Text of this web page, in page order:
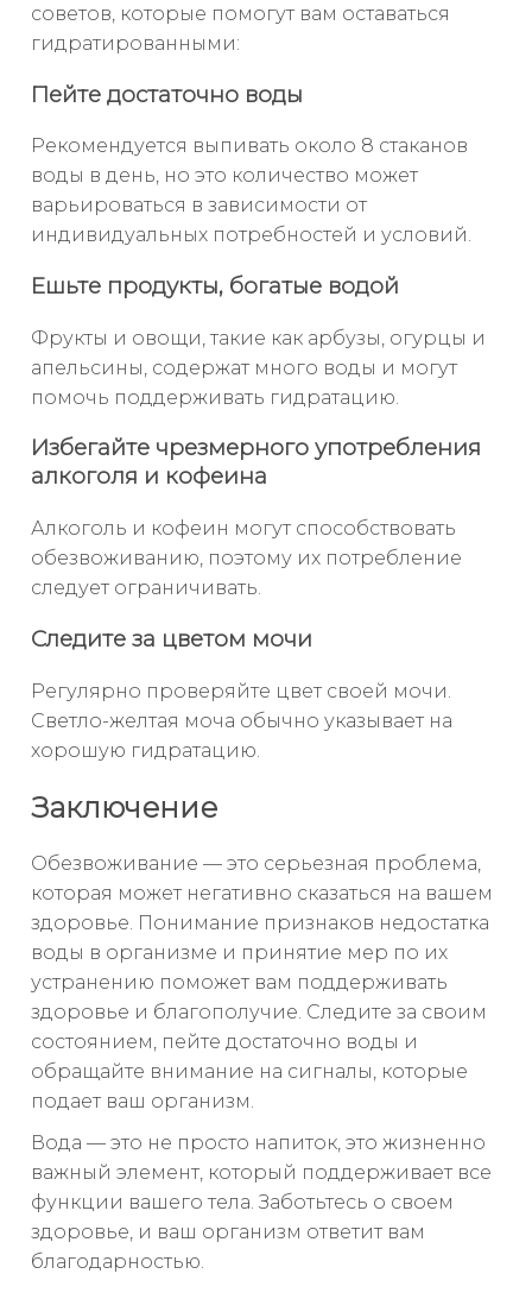
советов, которые помогут вам оставаться
гидратированными:
Пейте достаточно воды
Рекомендуется выпивать около 8 стаканов
воды в день, но это количество может
варьироваться в зависимости от
индивидуальных потребностей и условий.
Ешьте продукты, богатые водой
Фрукты и овощи, такие как арбузы, огурцы и
апельсины, содержат много воды и могут
помочь поддерживать гидратацию.
Избегайте чрезмерного употребления
алкоголя и кофеина
Алкоголь и кофеин могут способствовать
обезвоживанию, поэтому их потребление
следует ограничивать.
Следите за цветом мочи
Регулярно проверяйте цвет своей мочи.
Светло-желтая моча обычно указывает на
хорошую гидратацию.
Заключение
Обезвоживание — это серьезная проблема,
которая может негативно сказаться на вашем
здоровье. Понимание признаков недостатка
воды в организме и принятие мер по их
устранению поможет вам поддерживать
здоровье и благополучие. Следите за своим
состоянием, пейте достаточно воды и
обращайте внимание на сигналы, которые
подает ваш организм.
Вода — это не просто напиток, это жизненно
важный элемент, который поддерживает все
функции вашего тела. Заботьтесь о своем
здоровье, и ваш организм ответит вам
благодарностью.